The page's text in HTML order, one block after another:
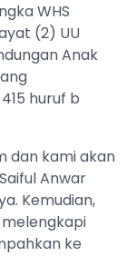
WHS
(2) UU
Anak
huruf b
dan kami akan
Anwar
Kemudian,
ke